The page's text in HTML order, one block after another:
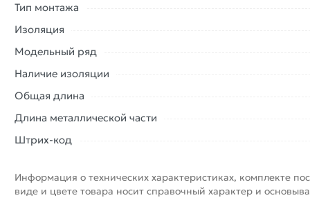
Тип монтажа
Изоляция
Модельный ряд
Наличие изоляции
Общая длина
Длина металлической части
Штрих-код
Информация о технических характеристиках, комплекте
виде и цвете товара носит справочный характер и